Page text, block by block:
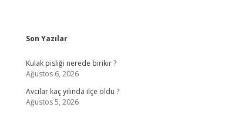
Sidebar
Son Yazılar
Kulak pisliği nerede birikir ?
Ağustos 6, 2026
Avcılar kaç yılında ilçe oldu ?
Ağustos 5, 2026